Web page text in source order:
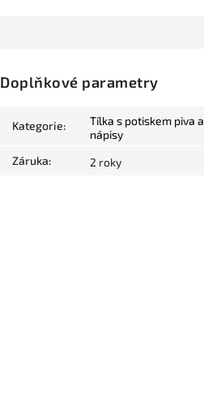
Doplňkové parametry
Kategorie:
Tílka s potiskem piva a
nápisy
Záruka: 2 roky